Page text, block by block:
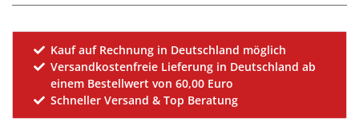
Kauf auf Rechnung in Deutschland möglich
Versandkostenfreie Lieferung in Deutschland ab
einem Bestellwert von 60,00 Euro
Schneller Versand & Top Beratung